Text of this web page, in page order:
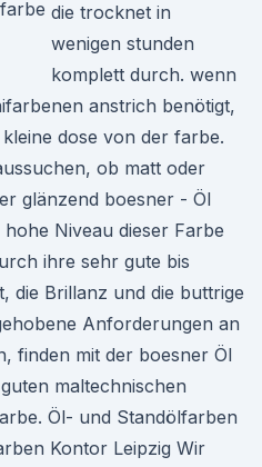
die trocknet in
wenigen stunden
komplett durch. wenn
anstrich benötigt,
dose von der farbe.
ob matt oder
glänzend boesner - Öl
Niveau dieser Farbe
ihre sehr gute bis
die Brillanz und die buttrige
Anforderungen an
finden mit der boesner Öl
maltechnischen
Öl- und Standölfarben
Kontor Leipzig Wir